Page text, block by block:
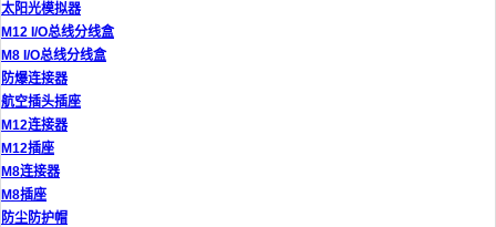
太阳光模拟器
M12 I/O总线分线盒
M8 I/O总线分线盒
防爆连接器
航空插头插座
M12连接器
M12插座
M8连接器
M8插座
防尘防护帽